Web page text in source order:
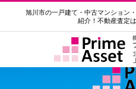
旭川市の一戸建て・中古マンション
紹介！不動産査定